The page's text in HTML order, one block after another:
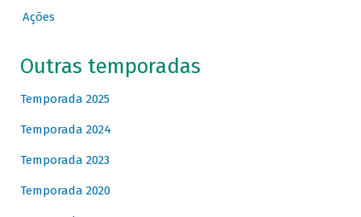
Ações
Outras temporadas
Temporada 2025
Temporada 2024
Temporada 2023
Temporada 2020